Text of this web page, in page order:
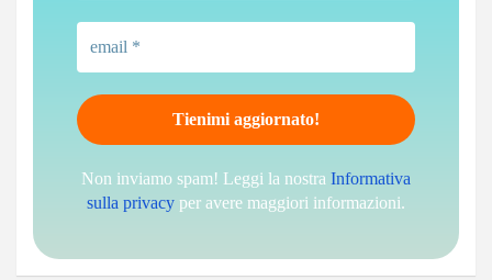
Non inviamo spam! Leggi la nostra Informativa
sulla privacy per avere maggiori informazioni.